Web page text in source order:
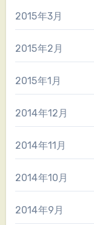
2015年3月
2015年2月
2015年1月
2014年12月
2014年11月
2014年10月
2014年9月